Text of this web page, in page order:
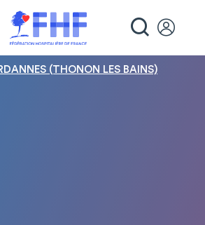
(THONON LES BAINS)
des cookies